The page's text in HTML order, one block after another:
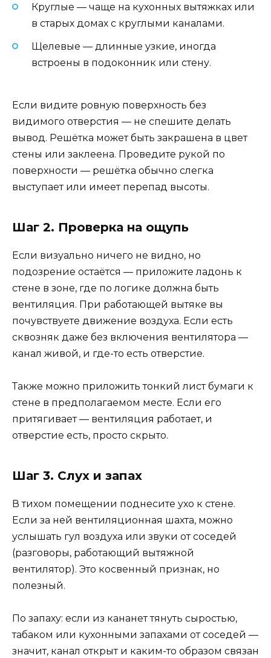
Круглые — чаще на кухонных вытяжках или
в старых домах с круглыми каналами.
Щелевые — длинные узкие, иногда
встроены в подоконник или стену.
Если видите ровную поверхность без
видимого отверстия — не спешите делать
вывод. Решётка может быть закрашена в цвет
стены или заклеена. Проведите рукой по
поверхности — решётка обычно слегка
выступает или имеет перепад высоты.
Шаг 2. Проверка на ощупь
Если визуально ничего не видно, но
подозрение остаётся — приложите ладонь к
стене в зоне, где по логике должна быть
вентиляция. При работающей вытяке вы
почувствуете движение воздуха. Если есть
сквозняк даже без включения вентилятора —
канал живой, и где-то есть отверстие.
Также можно приложить тонкий лист бумаги к
стене в предполагаемом месте. Если его
притягивает — вентиляция работает, и
отверстие есть, просто скрыто.
Шаг 3. Слух и запах
В тихом помещении поднесите ухо к стене.
Если за ней вентиляционная шахта, можно
услышать гул воздуха или звуки от соседей
(разговоры, работающий вытяжной
вентилятор). Это косвенный признак, но
полезный.
По запаху: если из кананет тянуть сыростью,
табаком или кухонными запахами от соседей —
значит, канал открыт и каким-то образом связан